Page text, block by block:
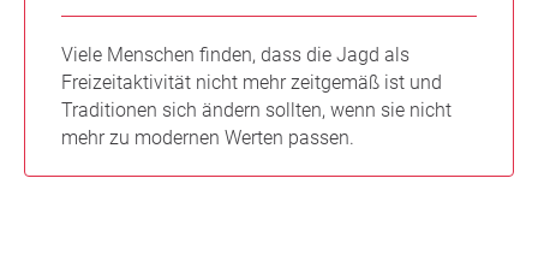
Viele Menschen finden, dass die Jagd als
Freizeitaktivität nicht mehr zeitgemäß ist und
Traditionen sich ändern sollten, wenn sie nicht
mehr zu modernen Werten passen.